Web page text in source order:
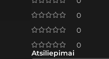
0
0
0
Atsiliepimai